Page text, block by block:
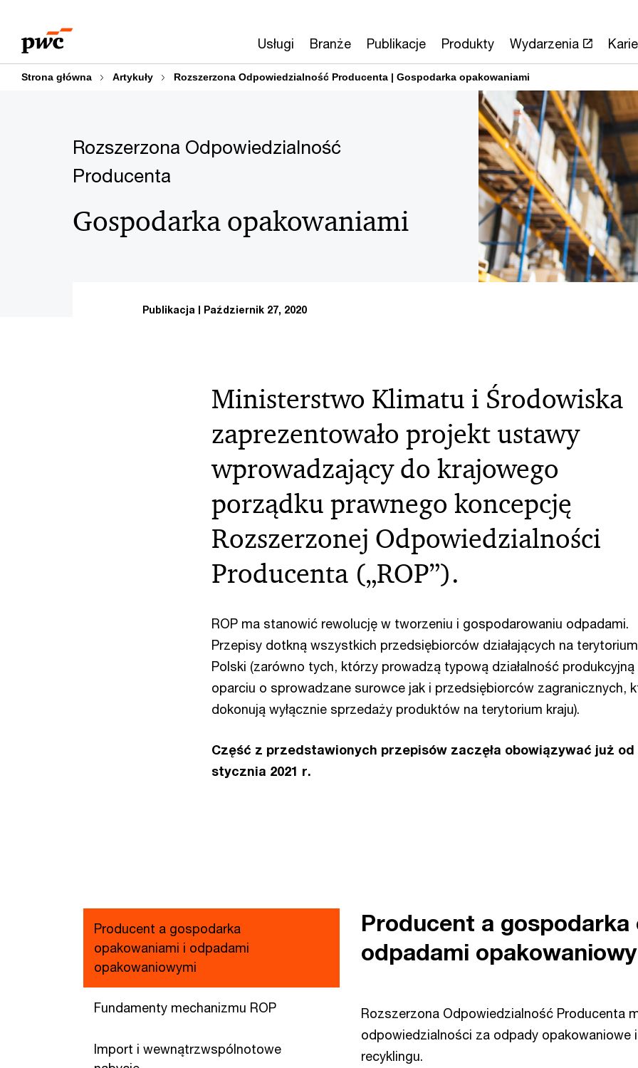
treści
stopki
Usługi Branże Publikacje Produkty Wydarzenia
Strona główna Artykuły Rozszerzona Odpowiedzialność Producenta | Gospodarka opakowaniami
Rozszerzona Odpowiedzialność
Producenta
Gospodarka opakowaniami
Publikacja Październik 27, 2020
Ministerstwo Klimatu i Środowiska
zaprezentowało projekt ustawy
wprowadzający do krajowego
porządku prawnego koncepcję
Rozszerzonej Odpowiedzialności
Producenta („ROP”).
ROP ma stanowić rewolucję w tworzeniu i gospodarowaniu odpadami.
Przepisy dotkną wszystkich przedsiębiorców działających na terytorium
Polski (zarówno tych, którzy prowadzą typową działalność produkcyjną
oparciu o sprowadzane surowce jak i przedsiębiorców zagranicznych,
dokonują wyłącznie sprzedaży produktów na terytorium kraju).
Część z przedstawionych przepisów zaczęła obowiązywać już od
stycznia 2021 r.
Producent a gospodarka
opakowaniami i odpadami
opakowaniowymi
Fundamenty mechanizmu ROP
Import i wewnątrzwspólnotowe
Producent a
odpadami
Rozszerzona Odpowiedzialność Producenta
odpowiedzialności za odpady
recyklingu.